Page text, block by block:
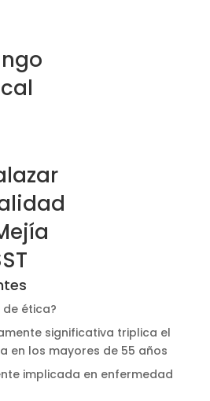
de ética?
significativa triplica el
en los mayores de 55 años
implicada en enfermedad